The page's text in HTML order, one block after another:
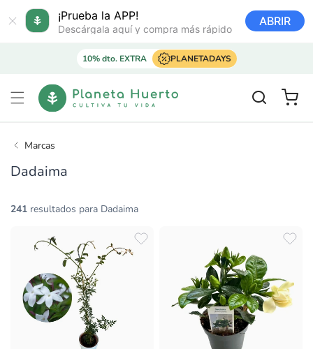
¡Prueba la APP!
Descárgala aquí y compra más rápido
ABRIR
directamente
al contenido
10% dto. EXTRA PLANETADAYS
Carrito
Marcas
Dadaima
241 resultados para Dadaima